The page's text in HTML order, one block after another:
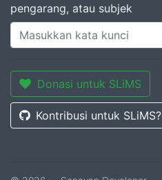
pengarang, atau subjek
Donasi untuk SLiMS
Kontribusi untuk SLiMS?